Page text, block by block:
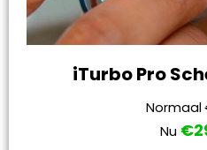
iTurbo Pro
Normaal
Nu